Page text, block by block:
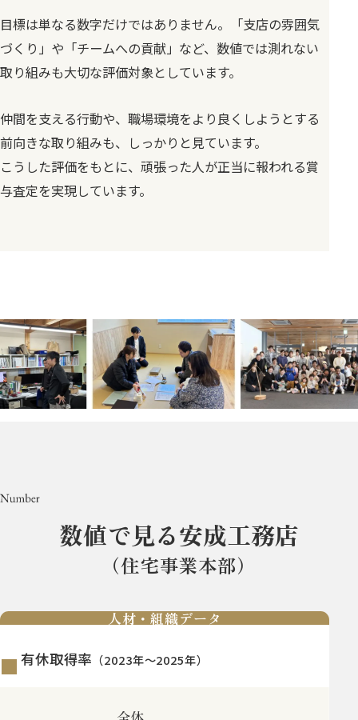
目標は単なる数字だけではありません。「支店の雰囲気
づくり」や「チームへの貢献」など、数値では測れない
取り組みも大切な評価対象としています。
仲間を支える行動や、職場環境をより良くしようとする
前向きな取り組みも、しっかりと見ています。
こうした評価をもとに、頑張った人が正当に報われる賞
与査定を実現しています。
数値で見る安成工務店
（住宅事業本部）
人材・組織データ
有休取得率 （2023年～2025年）